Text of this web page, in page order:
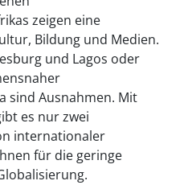
zeigen eine
Bildung und Medien.
und Lagos oder
sind Ausnahmen. Mit
es nur zwei
internationaler
für die geringe